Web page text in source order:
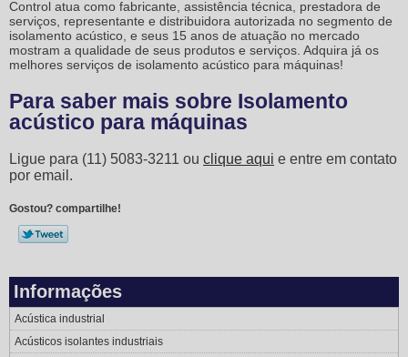
Control atua como fabricante, assistência técnica, prestadora de
serviços, representante e distribuidora autorizada no segmento de
isolamento acústico, e seus 15 anos de atuação no mercado
mostram a qualidade de seus produtos e serviços. Adquira já os
melhores serviços de isolamento acústico para máquinas!
Para saber mais sobre Isolamento
acústico para máquinas
Ligue para (11) 5083-3211 ou clique aqui e entre em contato
por email.
Gostou? compartilhe!
Informações
Acústica industrial
Acústicos isolantes industriais